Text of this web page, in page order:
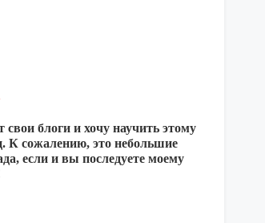
блоги и хочу научить этому
К сожалению, это небольшие
если и вы последуете моему